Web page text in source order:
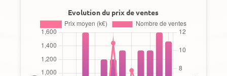
Evolution du prix de ventes